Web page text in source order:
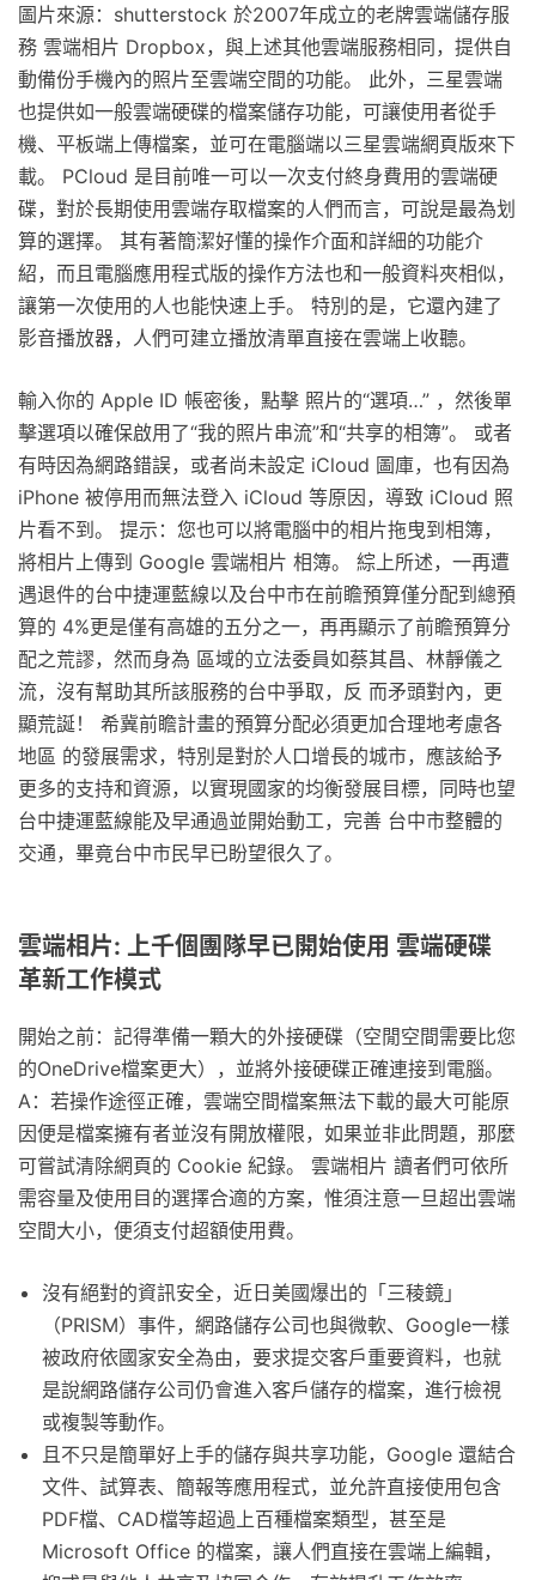
圖片來源：shutterstock 於2007年成立的老牌雲端儲存服
務 雲端相片 Dropbox，與上述其他雲端服務相同，提供自
動備份手機內的照片至雲端空間的功能。 此外，三星雲端
也提供如一般雲端硬碟的檔案儲存功能，可讓使用者從手
機、平板端上傳檔案，並可在電腦端以三星雲端網頁版來下
載。 PCloud 是目前唯一可以一次支付終身費用的雲端硬
碟，對於長期使用雲端存取檔案的人們而言，可說是最為划
算的選擇。 其有著簡潔好懂的操作介面和詳細的功能介
紹，而且電腦應用程式版的操作方法也和一般資料夾相似，
讓第一次使用的人也能快速上手。 特別的是，它還內建了
影音播放器，人們可建立播放清單直接在雲端上收聽。
輸入你的 Apple ID 帳密後，點擊 照片的“選項…” ，然後單
擊選項以確保啟用了“我的照片串流”和“共享的相簿”。 或者
有時因為網路錯誤，或者尚未設定 iCloud 圖庫，也有因為
iPhone 被停用而無法登入 iCloud 等原因，導致 iCloud 照
片看不到。 提示：您也可以將電腦中的相片拖曳到相簿，
將相片上傳到 Google 雲端相片 相簿。 綜上所述，一再遭
遇退件的台中捷運藍線以及台中市在前瞻預算僅分配到總預
算的 4%更是僅有高雄的五分之一，再再顯示了前瞻預算分
配之荒謬，然而身為 區域的立法委員如蔡其昌、林靜儀之
流，沒有幫助其所該服務的台中爭取，反 而矛頭對內，更
顯荒誕！ 希冀前瞻計畫的預算分配必須更加合理地考慮各
地區 的發展需求，特別是對於人口增長的城市，應該給予
更多的支持和資源，以實現國家的均衡發展目標，同時也望
台中捷運藍線能及早通過並開始動工，完善 台中市整體的
交通，畢竟台中市民早已盼望很久了。
雲端相片: 上千個團隊早已開始使用 雲端硬碟
革新工作模式
開始之前：記得準備一顆大的外接硬碟（空閒空間需要比您
的OneDrive檔案更大），並將外接硬碟正確連接到電腦。
A：若操作途徑正確，雲端空間檔案無法下載的最大可能原
因便是檔案擁有者並沒有開放權限，如果並非此問題，那麼
可嘗試清除網頁的 Cookie 紀錄。 雲端相片 讀者們可依所
需容量及使用目的選擇合適的方案，惟須注意一旦超出雲端
空間大小，便須支付超額使用費。
沒有絕對的資訊安全，近日美國爆出的「三稜鏡」
（PRISM）事件，網路儲存公司也與微軟、Google一樣
被政府依國家安全為由，要求提交客戶重要資料，也就
是說網路儲存公司仍會進入客戶儲存的檔案，進行檢視
或複製等動作。
且不只是簡單好上手的儲存與共享功能，Google 還結合
文件、試算表、簡報等應用程式，並允許直接使用包含
PDF檔、CAD檔等超過上百種檔案類型，甚至是
Microsoft Office 的檔案，讓人們直接在雲端上編輯，